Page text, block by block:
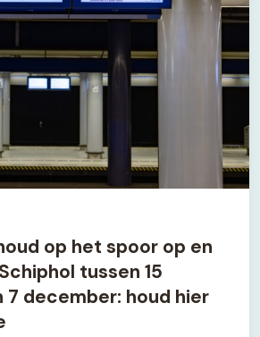
op het spoor op en
tussen 15
7 december: houd hier